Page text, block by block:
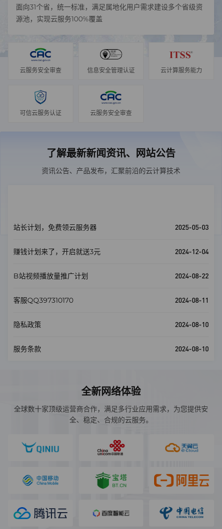
面向31个省，统一标准，满足属地化用户需求建设多个省级资
源池，实现云服务100%覆盖
云服务安全审查 信息安全管理认证 云计算服务能力
可信云服务认证 云服务安全审查
了解最新新闻资讯、网站公告
资讯公告、产品发布，汇聚前沿的云计算技术
站长计划，免费领云服务器 2025-05-03
赚钱计划来了，开启就送3元 2024-12-04
B站视频播放量推广计划 2024-08-22
客服QQ397310170 2024-08-11
隐私政策 2024-08-10
服务条款 2024-08-10
全新网络体验
全球数十家顶级运营商合作，满足多行业应用需求，为您提供安
全、稳定、合规的云服务。